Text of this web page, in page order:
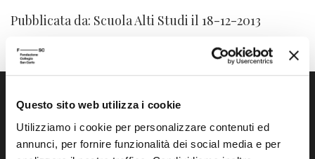
Questo sito web utilizza i cookie
Utilizziamo i cookie per personalizzare contenuti ed
annunci, per fornire funzionalità dei social media e per
Pubblicata da: Scuola Alti Studi il 18-12-2013